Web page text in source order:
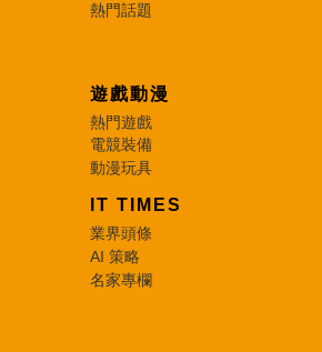
熱門話題
遊戲動漫
熱門遊戲
電競裝備
動漫玩具
IT TIMES
業界頭條
AI 策略
名家專欄